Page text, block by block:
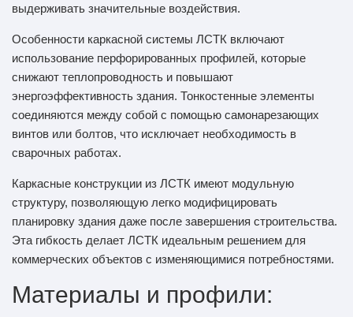
выдерживать значительные воздействия.
Особенности каркасной системы ЛСТК включают
использование перфорированных профилей, которые
снижают теплопроводность и повышают
энергоэффективность здания. Тонкостенные элементы
соединяются между собой с помощью самонарезающих
винтов или болтов, что исключает необходимость в
сварочных работах.
Каркасные конструкции из ЛСТК имеют модульную
структуру, позволяющую легко модифицировать
планировку здания даже после завершения строительства.
Эта гибкость делает ЛСТК идеальным решением для
коммерческих объектов с изменяющимися потребностями.
Материалы и профили: